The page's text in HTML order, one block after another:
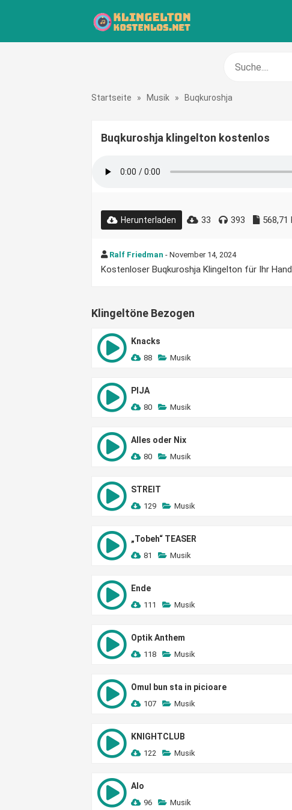
Startseite » Musik » Buqkuroshja
Buqkuroshja klingelton kostenlos
Herunterladen 33 393 568,71
Ralf Friedman - November 14, 2024
Kostenloser Buqkuroshja Klingelton für Ihr
Klingeltöne Bezogen
Knacks
88 Musik
PIJA
80 Musik
Alles oder Nix
80 Musik
STREIT
129 Musik
„Tobeh“ TEASER
81 Musik
Ende
111 Musik
Optik Anthem
118 Musik
Omul bun sta in picioare
107 Musik
KNIGHTCLUB
122 Musik
Alo
96 Musik